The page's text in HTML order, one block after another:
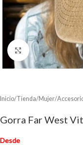
Clic para ampliar
Inicio/Tienda/Mujer/
Gorra Far West
Desde